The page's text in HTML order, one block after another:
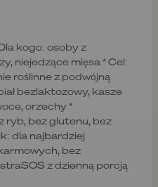
kogo: osoby z
niejedzące mięsa * Cel:
roślinne z podwójną
bezlaktozowy, kasze
orzechy *
ryb, bez glutenu, bez
dla najbardziej
bez
z dzienną porcją